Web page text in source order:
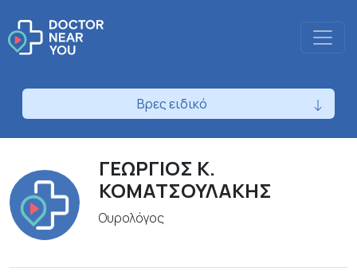
Βρες ειδικό
ΓΕΩΡΓΙΟΣ Κ.
ΚΟΜΑΤΣΟΥΛΑΚΗΣ
Ουρολόγος